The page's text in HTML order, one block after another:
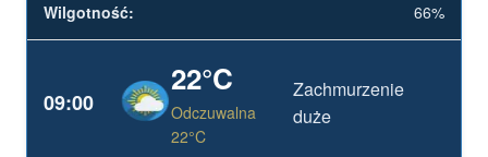
66%
09:00
22°C
Odczuwalna
22°C
Zachmurzenie
duże